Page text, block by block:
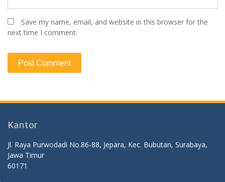
Save my name, email, and website in this browser for the
next time I comment.
Kantor
Jl. Raya Purwodadi No.86-88, Jepara, Kec. Bubutan, Surabaya,
Jawa Timur
60171